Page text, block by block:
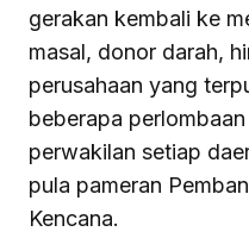
gerakan kembali ke
masal, donor darah,
perusahaan yang
beberapa
perwakilan setiap
pula pameran
Kencana.